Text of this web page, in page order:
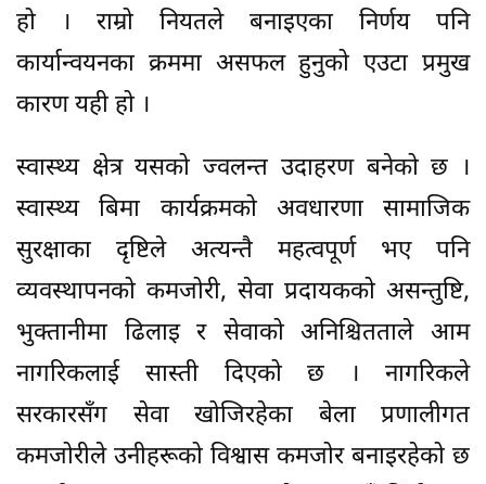
हो । राम्रो नियतले बनाइएका निर्णय पनि
कार्यान्वयनका क्रममा असफल हुनुको एउटा प्रमुख
कारण यही हो ।
स्वास्थ्य क्षेत्र यसको ज्वलन्त उदाहरण बनेको छ ।
स्वास्थ्य बिमा कार्यक्रमको अवधारणा सामाजिक
सुरक्षाका दृष्टिले अत्यन्तै महत्वपूर्ण भए पनि
व्यवस्थापनको कमजोरी, सेवा प्रदायकको असन्तुष्टि,
भुक्तानीमा ढिलाइ र सेवाको अनिश्चितताले आम
नागरिकलाई सास्ती दिएको छ । नागरिकले
सरकारसँग सेवा खोजिरहेका बेला प्रणालीगत
कमजोरीले उनीहरूको विश्वास कमजोर बनाइरहेको छ